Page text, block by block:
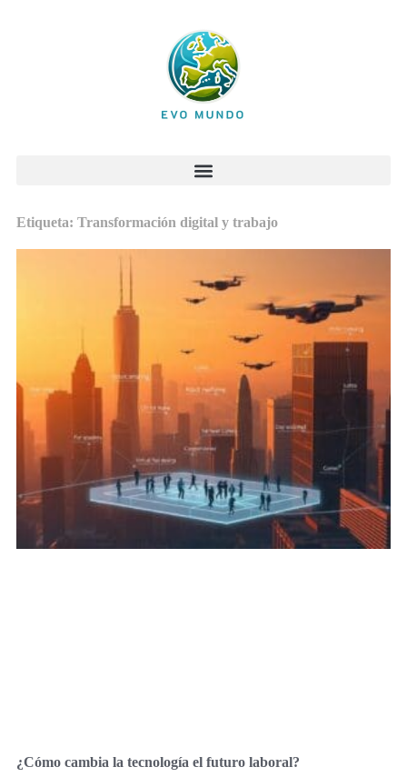
Etiqueta: Transformación digital y trabajo
¿Cómo cambia la tecnología el futuro laboral?